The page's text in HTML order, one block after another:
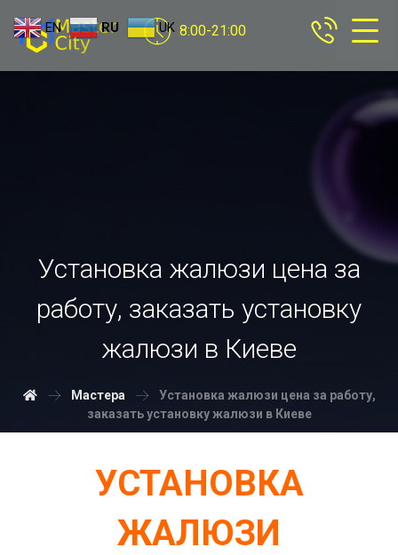
8:00-21:00
Установка жалюзи цена за
работу, заказать установку
жалюзи в Киеве
Мастера
Установка жалюзи цена за работу,
заказать установку жалюзи в Киеве
УСТАНОВКА
ЖАЛЮЗИ
EN RU UK